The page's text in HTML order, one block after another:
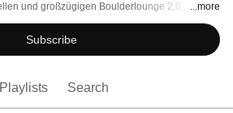
und großzügigen Boulderlounge 2.0
...more
Subscribe
Playlists Search